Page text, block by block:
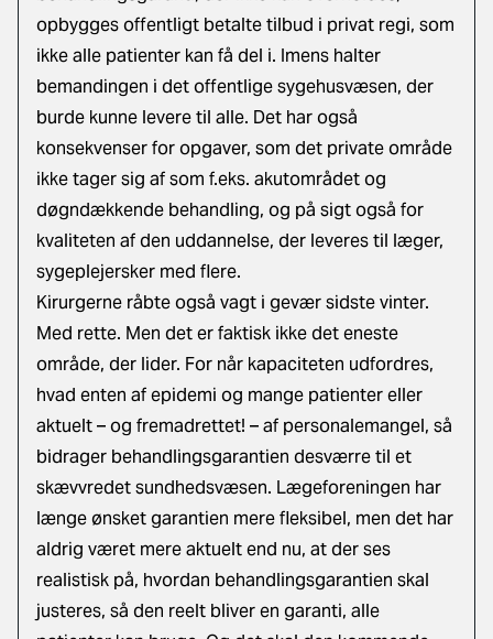
opbygges offentligt betalte tilbud i privat regi, som
ikke alle patienter kan få del i. Imens halter
bemandingen i det offentlige sygehusvæsen, der
burde kunne levere til alle. Det har også
konsekvenser for opgaver, som det private område
ikke tager sig af som f.eks. akutområdet og
døgndækkende behandling, og på sigt også for
kvaliteten af den uddannelse, der leveres til læger,
sygeplejersker med flere.
Kirurgerne råbte også vagt i gevær sidste vinter.
Med rette. Men det er faktisk ikke det eneste
område, der lider. For når kapaciteten udfordres,
hvad enten af epidemi og mange patienter eller
aktuelt – og fremadrettet! – af personalemangel, så
bidrager behandlingsgarantien desværre til et
skævvredet sundhedsvæsen. Lægeforeningen har
længe ønsket garantien mere fleksibel, men det har
aldrig været mere aktuelt end nu, at der ses
realistisk på, hvordan behandlingsgarantien skal
justeres, så den reelt bliver en garanti, alle